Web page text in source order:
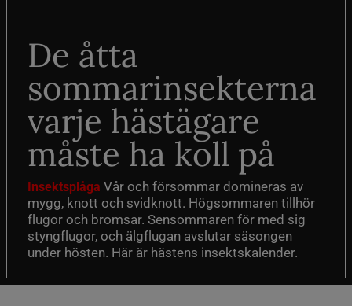
De åtta
sommarinsekterna
varje hästägare
måste ha koll på
Insektsplåga Vår och försommar domineras av
mygg, knott och svidknott. Högsommaren tillhör
flugor och bromsar. Sensommaren för med sig
styngflugor, och älgflugan avslutar säsongen
under hösten. Här är hästens insektskalender.